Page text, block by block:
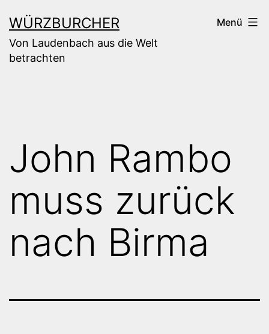
Inhalt
springen
WÜRZBURCHER
Von Laudenbach aus die Welt
betrachten
Menü
John Rambo
muss zurück
nach Birma